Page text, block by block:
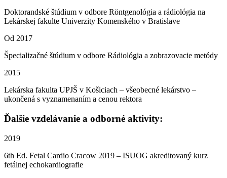
Doktorandské štúdium v odbore Röntgenológia a rádiológia na
Lekárskej fakulte Univerzity Komenského v Bratislave
Od 2017
Špecializačné štúdium v odbore Rádiológia a zobrazovacie metódy
2015
Lekárska fakulta UPJŠ v Košiciach – všeobecné lekárstvo –
ukončená s vyznamenaním a cenou rektora
Ďalšie vzdelávanie a odborné aktivity:
2019
6th Ed. Fetal Cardio Cracow 2019 – ISUOG akreditovaný kurz
fetálnej echokardiografie